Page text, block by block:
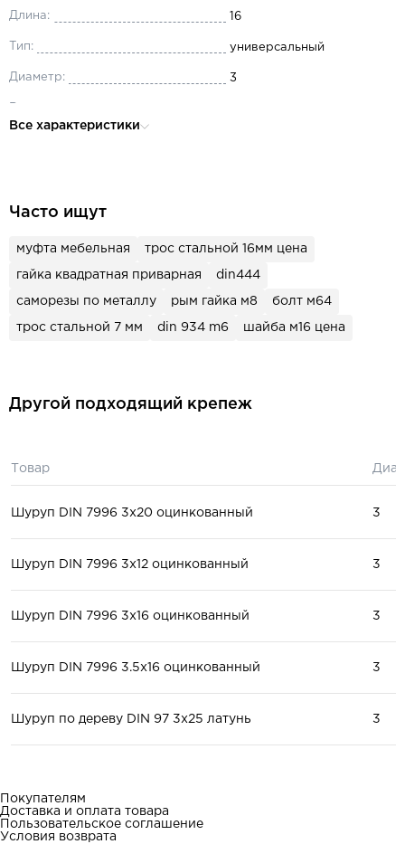
Длина: 16
Тип: универсальный
Диаметр: 3
Все характеристики
Часто ищут
муфта мебельная трос стальной 16мм цена
гайка квадратная приварная din444
саморезы по металлу рым гайка м8 болт м64
трос стальной 7 мм din 934 m6 шайба м16 цена
Другой подходящий крепеж
Товар
Шуруп DIN 7996 3x20 оцинкованный 3
Шуруп DIN 7996 3x12 оцинкованный 3
Шуруп DIN 7996 3x16 оцинкованный 3
Шуруп DIN 7996 3.5x16 оцинкованный 3
Шуруп по дереву DIN 97 3x25 латунь 3
Покупателям
Доставка и оплата товара
Пользовательское соглашение
Условия возврата